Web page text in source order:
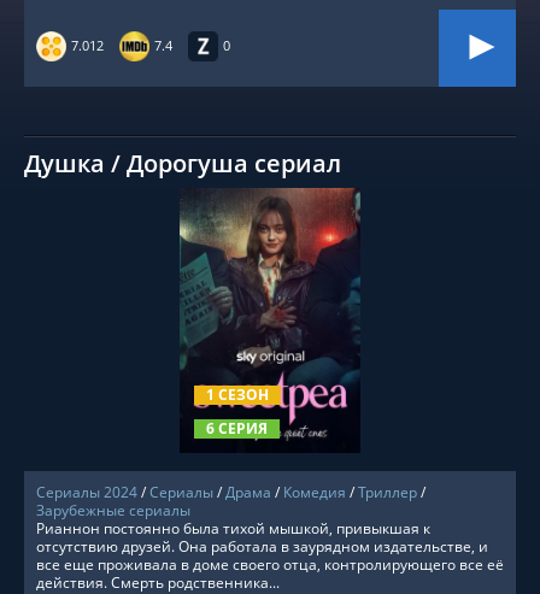
7.012 7.4 0
Душка / Дорогуша сериал
1 СЕЗОН
6 СЕРИЯ
СМОТРЕТЬ ОНЛАЙН
Сериалы 2024/Сериалы/Драма / Комедия /Триллер/
Зарубежные сериалы
Рианнон постоянно была тихой мышкой, привыкшая к
отсутствию друзей. Она работала в заурядном издательстве, и
все еще проживала в доме своего отца, контролирующего все её
действия. Смерть родственника...